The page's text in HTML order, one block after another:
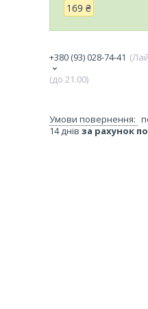
169 ₴
+380 (93) 028-74-41
(до 21.00)
14 днів за рахунок